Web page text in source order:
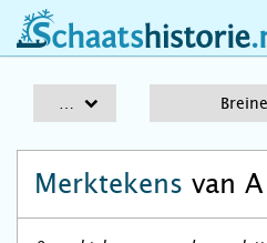
schaatshistorie.nl
Merktekens van